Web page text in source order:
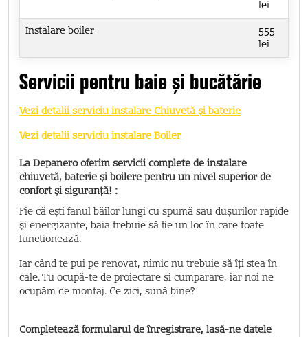
lei
Instalare boiler
555
lei
Servicii pentru baie și bucătărie
Vezi detalii serviciu instalare Chiuvetă și baterie
Vezi detalii serviciu instalare Boiler
La Depanero oferim servicii complete de instalare
chiuvetă, baterie și boilere pentru un nivel superior de
confort și siguranță! :
Fie că ești fanul băilor lungi cu spumă sau dușurilor rapide
și energizante, baia trebuie să fie un loc în care toate
funcționează.
Iar când te pui pe renovat, nimic nu trebuie să îți stea în
cale. Tu ocupă-te de proiectare și cumpărare, iar noi ne
ocupăm de montaj. Ce zici, sună bine?
Completează formularul de înregistrare, lasă-ne datele